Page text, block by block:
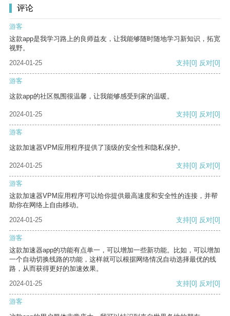
评论
游客
这款app是我学习路上的良师益友，让我能够随时随地学习新知识，拓宽
视野。
2024-01-25
支持[0] 反对[0]
游客
这款app的社区氛围很温馨，让我能够感受到家的温暖。
2024-01-25 支持[0] 反对[0]
游客
这款加速器VPM应用程序提供了顶级的安全性和隐私保护。
2024-01-25 支持[0] 反对[0]
游客
这款加速器VPM应用程序可以给你提供最高速度和安全性的连接，并帮
助你在网络上自由移动。
2024-01-25
支持[0] 反对[0]
游客
这款加速器app的功能有点单一，可以增加一些新功能。比如，可以增加
一个自动切换线路的功能，这样就可以根据网络情况自动选择最优的线
路，从而获得更好的加速效果。
2024-01-25
支持[0] 反对[0]
游客